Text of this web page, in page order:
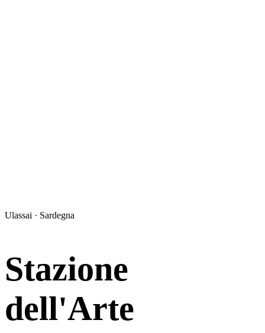
Ulassai · Sardegna
Stazione
dell'Arte